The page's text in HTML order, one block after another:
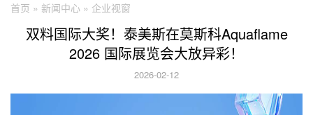
首页 » 新闻中心 » 企业视窗
双料国际大奖！泰美斯在莫斯科Aquaflame
2026 国际展览会大放异彩！
2026-02-12